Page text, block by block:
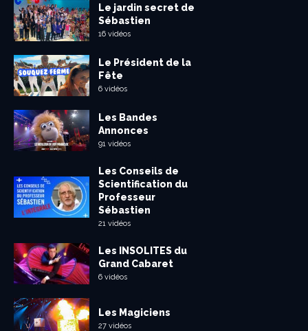
Le jardin secret de
Sébastien
16 vidéos
Le Président de la
Fête
6 vidéos
Les Bandes
Annonces
91 vidéos
Les Conseils de
Scientification du
Professeur
Sébastien
21 vidéos
Les INSOLITES du
Grand Cabaret
6 vidéos
Les Magiciens
27 vidéos